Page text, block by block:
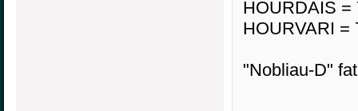
HOURDAIS =
HOURVARI =
"Nobliau-D"